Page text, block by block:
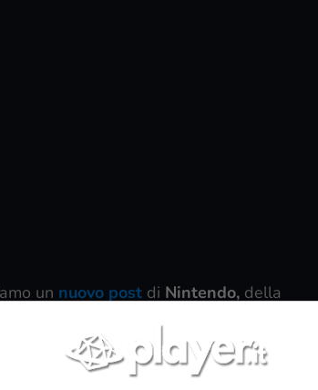
un nuovo post di Nintendo, della
annuncio saltato praticamente fuori dal
scritta, nessun leaksulle testate o sui